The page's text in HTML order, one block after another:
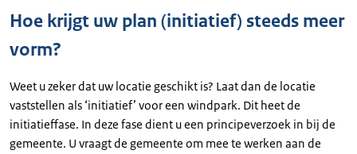
Hoe krijgt uw plan (initiatief) steeds meer
vorm?
Weet u zeker dat uw locatie geschikt is? Laat dan de locatie
vaststellen als ‘initiatief’ voor een windpark. Dit heet de
initiatieffase. In deze fase dient u een principeverzoek in bij de
gemeente. U vraagt de gemeente om mee te werken aan de